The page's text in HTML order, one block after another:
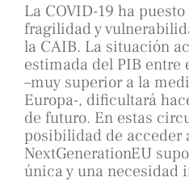
La COVID-19 ha
fragilidad y
la CAIB. La situación
estimada del PIB entre
–muy superior a la
Europa-, dificultará
de futuro. En estas
posibilidad de acceder
NextGenerationEU
única y una necesidad